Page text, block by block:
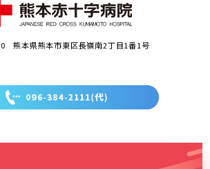
熊本県熊本市東区長嶺南2丁目1番1号